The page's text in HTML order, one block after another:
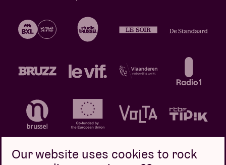
Our website uses cookies to rock